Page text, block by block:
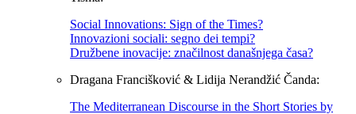
Social Innovations: Sign of the Times?
Innovazioni sociali: segno dei tempi?
Družbene inovacije: značilnost današnjega časa?
Dragana Francišković & Lidija Nerandžić Čanda:
The Mediterranean Discourse in the Short Stories by